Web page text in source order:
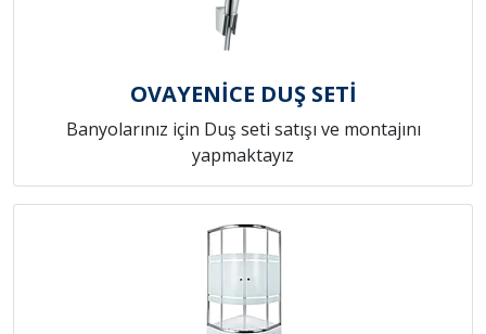
OVAYENİCE DUŞ SETİ
Banyolarınız için Duş seti satışı ve montajını
yapmaktayız